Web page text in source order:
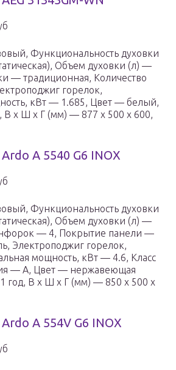
Функциональность духовки
Объем духовки (л) —
— традиционная, Количество
горелок,
кВт — 1.685, Цвет — белый,
В x Ш x Г (мм) — 877 x 500 x 600,
A 5540 G6 INOX
Функциональность духовки
Объем духовки (л) —
— 4, Покрытие панели —
Электроподжиг горелок,
мощность, кВт — 4.6, Класс
— A, Цвет — нержавеющая
1 год, В x Ш x Г (мм) — 850 x 500 x
A 554V G6 INOX